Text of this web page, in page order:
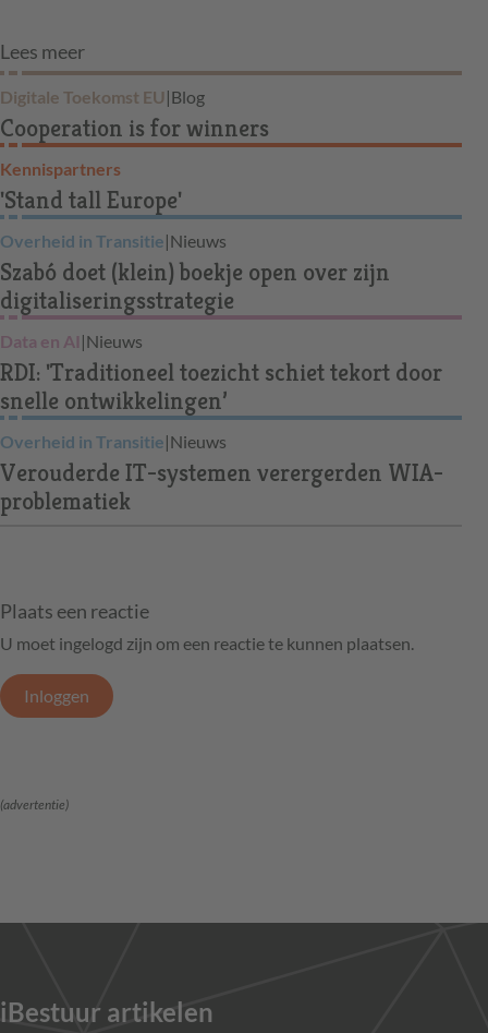
Lees meer
Digitale Toekomst EU |Blog
Cooperation is for winners
Kennispartners
'Stand tall Europe'
Overheid in Transitie|Nieuws
Szabó doet (klein) boekje open over zijn
digitaliseringsstrategie
Data en AI |Nieuws
RDI: 'Traditioneel toezicht schiet tekort door
snelle ontwikkelingen’
Overheid in Transitie|Nieuws
Verouderde IT-systemen verergerden WIA-
problematiek
Plaats een reactie
U moet ingelogd zijn om een reactie te kunnen plaatsen.
Inloggen
(advertentie)
iBestuur artikelen